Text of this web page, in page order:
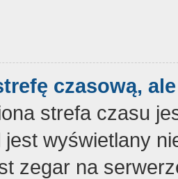
czasową,
strefa czasu
wyświetlany
zegar na